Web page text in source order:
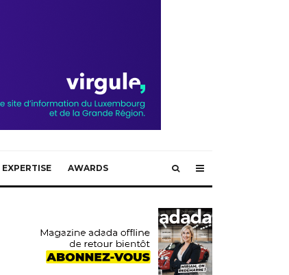
EXPERTISE AWARDS